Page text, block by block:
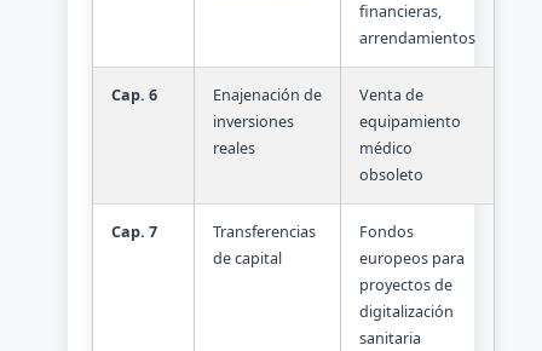
financieras,
arrendamientos
Cap. 6
Enajenación de
inversiones
reales
Venta de
equipamiento
médico
obsoleto
Cap. 7
Transferencias
de capital
Fondos
europeos para
proyectos de
digitalización
sanitaria